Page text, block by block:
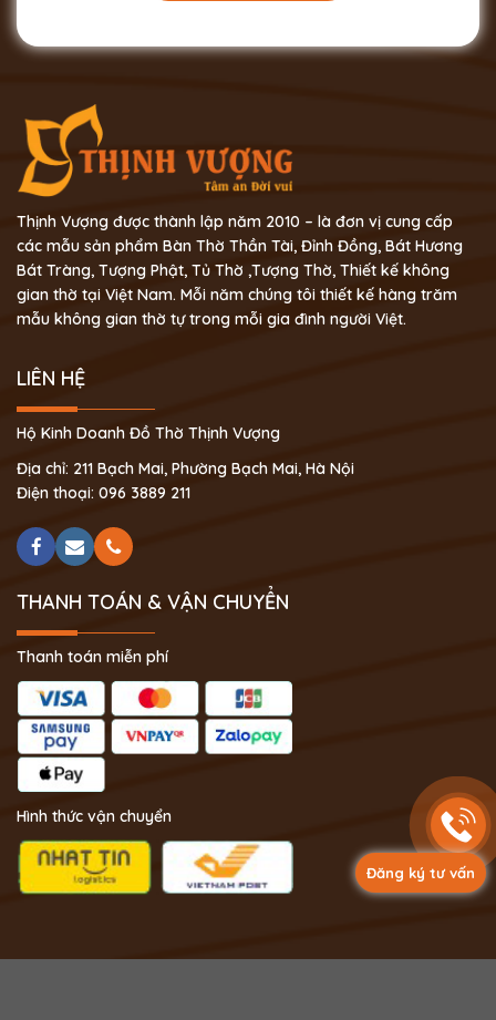
Đăng ký tư vấn
Thịnh Vượng được thành lập năm 2010 – là đơn vị cung cấp
các mẫu sản phẩm Bàn Thờ Thần Tài, Đỉnh Đồng, Bát Hương
Bát Tràng, Tượng Phật, Tủ Thờ ,Tượng Thờ, Thiết kế không
gian thờ tại Việt Nam. Mỗi năm chúng tôi thiết kế hàng trăm
mẫu không gian thờ tự trong mỗi gia đình người Việt.
LIÊN HỆ
Hộ Kinh Doanh Đồ Thờ Thịnh Vượng
Địa chỉ: 211 Bạch Mai, Phường Bạch Mai, Hà Nội
Điện thoại: 096 3889 211
THANH TOÁN & VẬN CHUYỂN
Thanh toán miễn phí
Hình thức vận chuyển